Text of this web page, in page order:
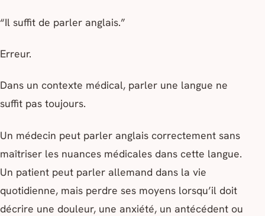
“Il suffit de parler anglais.”
Erreur.
Dans un contexte médical, parler une langue ne
suffit pas toujours.
Un médecin peut parler anglais correctement sans
maîtriser les nuances médicales dans cette langue.
Un patient peut parler allemand dans la vie
quotidienne, mais perdre ses moyens lorsqu’il doit
décrire une douleur, une anxiété, un antécédent ou